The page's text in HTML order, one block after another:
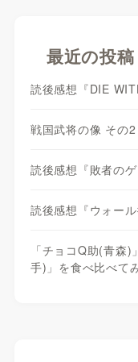
最近の投稿
読後感想『DIE
戦国武将の像 その
読後感想『敗者のゲ
読後感想『ウォー
「チョコQ助(青森
手)」を食べ比べて